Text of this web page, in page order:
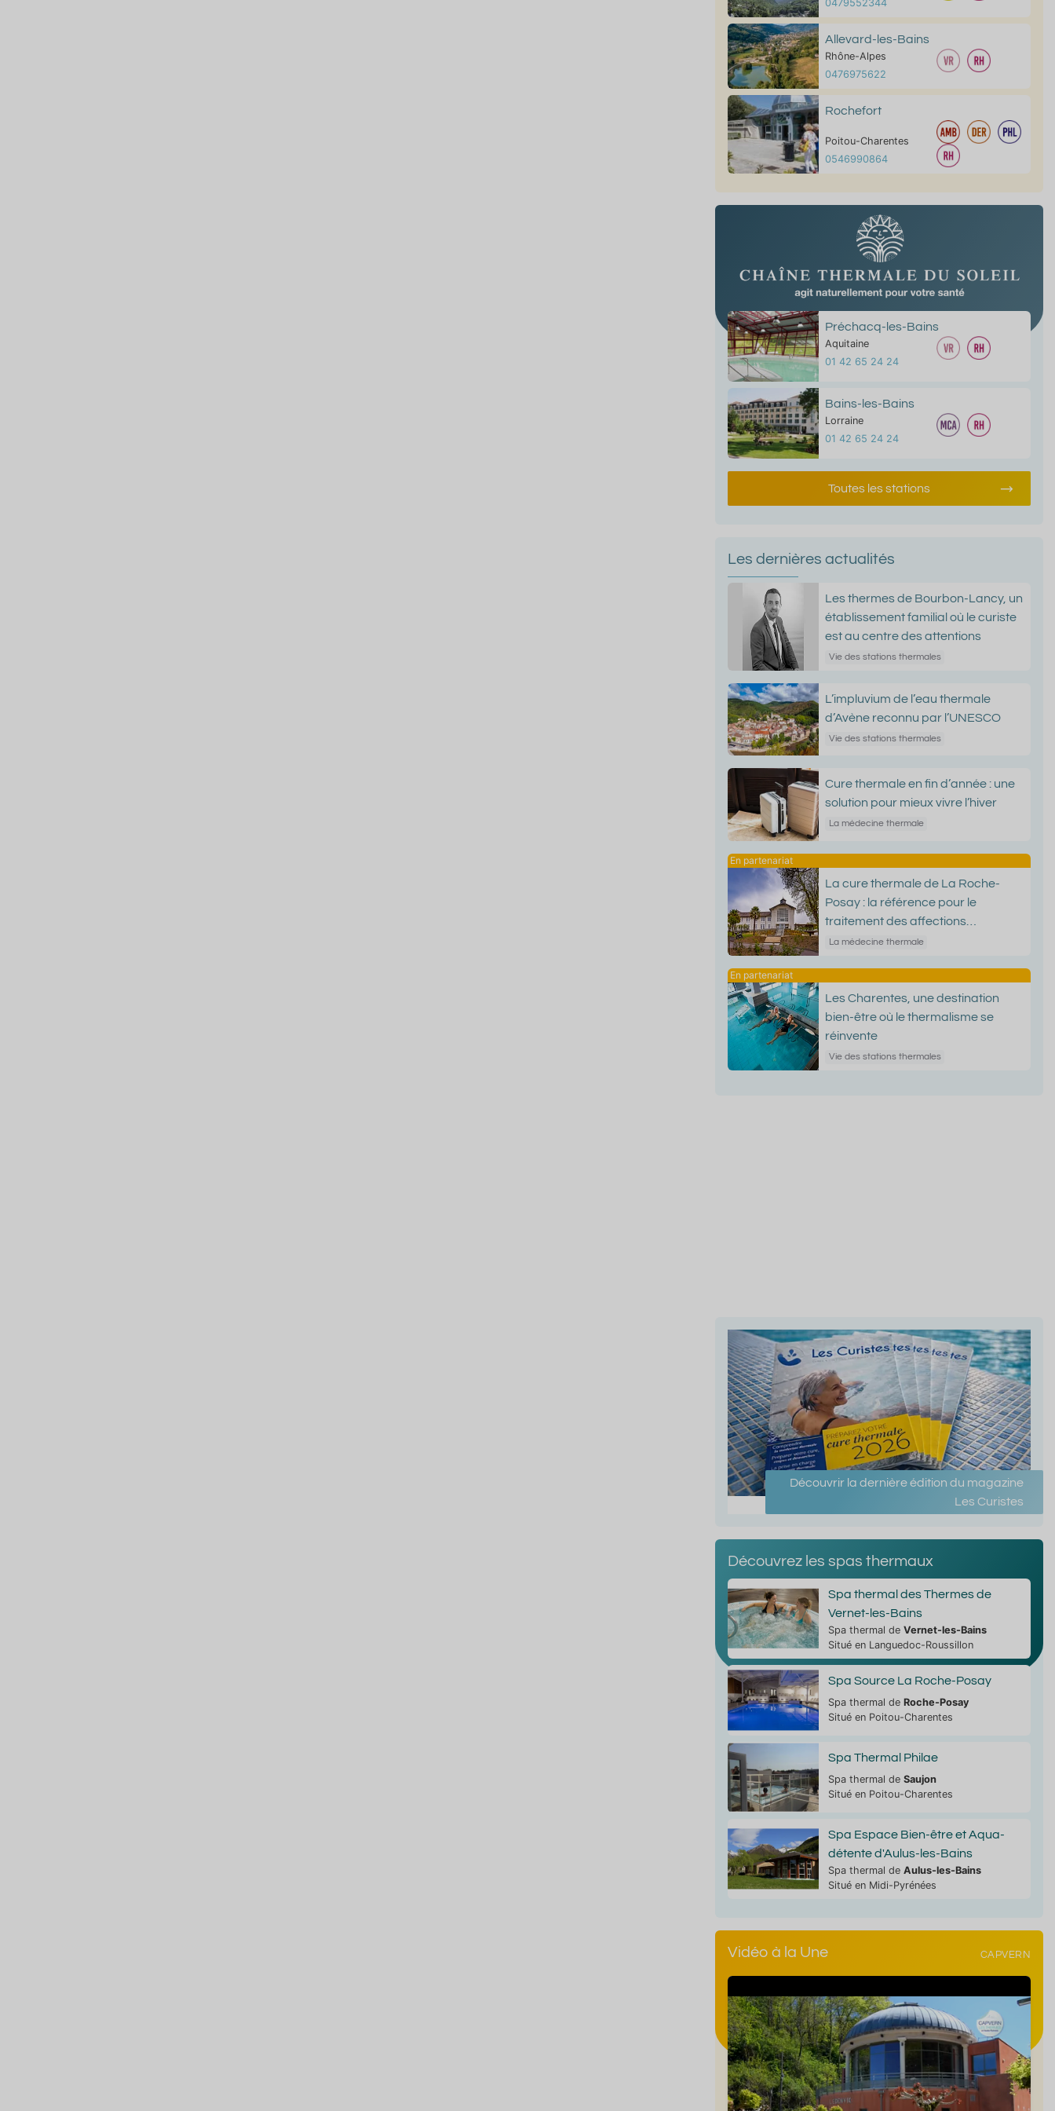
0479552344
Allevard-les-Bains
Rhône-Alpes
0476975622
Rochefort
Poitou-Charentes
0546990864
Préchacq-les-Bains
Aquitaine
01 42 65 24 24
Bains-les-Bains
Lorraine
01 42 65 24 24
Toutes les stations
Les dernières actualités
Les thermes de Bourbon-Lancy, un
établissement familial où le curiste
est au centre des attentions
Vie des stations thermales
L’impluvium de l’eau thermale
d’Avène reconnu par l’UNESCO
Vie des stations thermales
Cure thermale en fin d’année : une
solution pour mieux vivre l’hiver
La médecine thermale
La cure thermale de La Roche-
Posay : la référence pour le
traitement des affections
dermatologiques
La médecine thermale
Les Charentes, une destination
bien-être où le thermalisme se
réinvente
Vie des stations thermales
Découvrir la dernière édition du magazine
Les Curistes
Découvrez les spas thermaux
Spa thermal des Thermes de
Vernet-les-Bains
Spa thermal de Vernet-les-Bains
Situé en Languedoc-Roussillon
Spa Source La Roche-Posay
Spa thermal de Roche-Posay
Situé en Poitou-Charentes
Spa Thermal Philae
Spa thermal de Saujon
Situé en Poitou-Charentes
Spa Espace Bien-être et Aqua-
détente d'Aulus-les-Bains
Spa thermal de Aulus-les-Bains
Situé en Midi-Pyrénées
Vidéo à la Une CAPVERN